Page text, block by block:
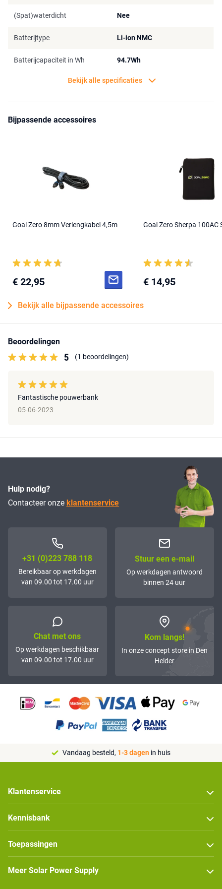
(Spat)waterdicht Nee
Batterijtype Li-ion NMC
Batterijcapaciteit in Wh 94.7Wh
Bekijk alle specificaties
Bijpassende accessoires
Goal Zero 8mm Verlengkabel 4,5m
€ 22,95
Goal Zero Sherpa 100AC
€ 14,95
Bekijk alle bijpassende accessoires
Beoordelingen
5 (1 beoordelingen)
Fantastische pouwerbank
05-06-2023
Hulp nodig?
Contacteer onze klantenservice
+31 (0)223 788 118
Bereikbaar op werkdagen
van 09.00 tot 17.00 uur
Stuur een e-mail
Op werkdagen antwoord
binnen 24 uur
Chat met ons
Op werkdagen beschikbaar
van 09.00 tot 17.00 uur
Kom langs!
In onze concept store in Den
Helder
Vandaag besteld, 1-3 dagen in huis
Klantenservice
Kennisbank
Toepassingen
Meer Solar Power Supply